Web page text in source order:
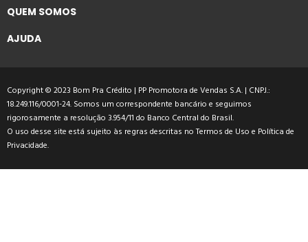
QUEM SOMOS
AJUDA
Copyright © 2023 Bom Pra Crédito | PP Promotora de Vendas S.A. | CNPJ.:
18.249.116/0001-24. Somos um correspondente bancário e seguimos
rigorosamente a resolução 3.954/11 do Banco Central do Brasil.
O uso desse site está sujeito às regras descritas noTermos de Uso e Política de
Privacidade.